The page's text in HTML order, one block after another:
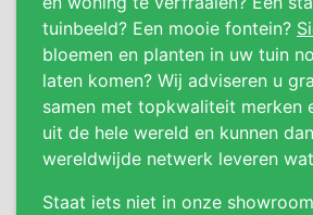
tuinbeeld? Een mooie fontein?
bloemen en planten in uw tuin
laten komen? Wij adviseren u
samen met topkwaliteit merken
uit de hele wereld en kunnen
wereldwijde netwerk leveren
Staat iets niet in onze